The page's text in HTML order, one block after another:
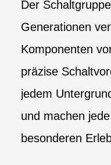
Der
Generationen
Komponenten
präzise
jedem
und machen
besonderen